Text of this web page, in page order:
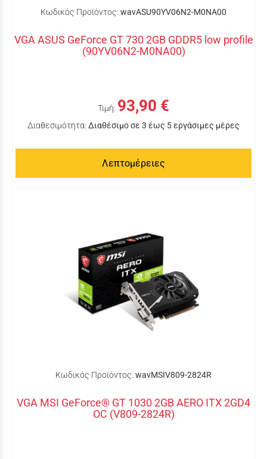
Κωδικός Προϊόντος: wavASU90YV06N2-M0NA00
VGA ASUS GeForce GT 730 2GB GDDR5 low profile
(90YV06N2-M0NA00)
Τιμή: 93,90 €
Διαθεσιμότητα: Διαθέσιμο σε 3 έως 5 εργάσιμες μέρες
Λεπτομέρειες
Κωδικός Προϊόντος: wavMSIV809-2824R
VGA MSI GeForce® GT 1030 2GB AERO ITX 2GD4
OC (V809-2824R)